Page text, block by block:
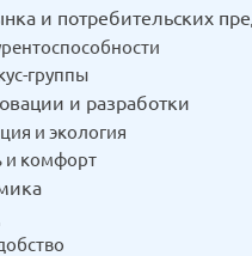
и потребительских
группы
и разработки
и экология
и комфорт